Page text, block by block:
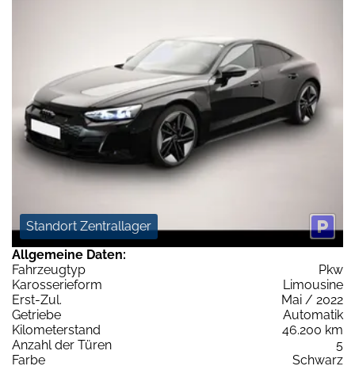
Standort Zentrallager
Allgemeine Daten:
Fahrzeugtyp
Pkw
Karosserieform
Limousine
Erst-Zul.
Mai / 2022
Getriebe
Automatik
Kilometerstand
46.200 km
Anzahl der Türen
5
Farbe
Schwarz